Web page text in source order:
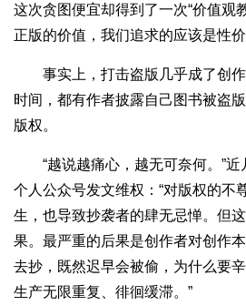
这次贪图便宜却得到了一次“价值观
正版的价值，我们追求的应该是性
事实上，打击盗版几乎成了创作
时间，都有作者披露自己图书被盗
版权。
“越说越痛心，越无可奈何。”近
个人公众号发文维权：“对版权的不
生，也导致抄袭者的肆无忌惮。但
果。最严重的后果是创作者对创作
去抄，既然迟早会被偷，为什么要
生产无限重复、徘徊缓滞。”